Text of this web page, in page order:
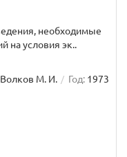
необходимые
на условия эк..
М. И. Год: 1973